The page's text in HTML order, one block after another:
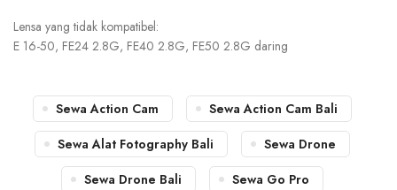
Lensa yang tidak kompatibel:
E 16-50, FE24 2.8G, FE40 2.8G, FE50 2.8G daring
Sewa Action Cam
Sewa Action Cam Bali
Sewa Alat Fotography Bali
Sewa Drone
Sewa Drone Bali
Sewa Go Pro